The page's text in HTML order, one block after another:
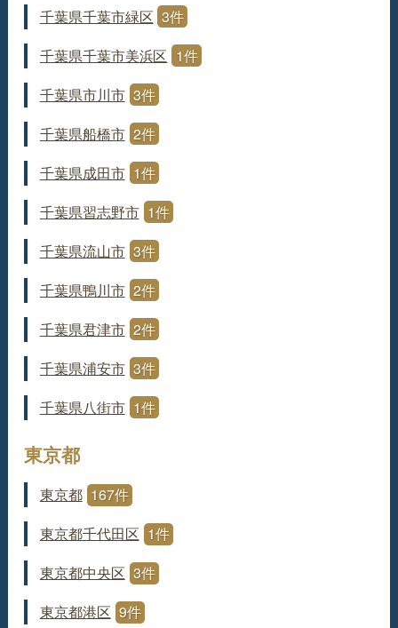
千葉県千葉市緑区 3件
千葉県千葉市美浜区 1件
千葉県市川市 3件
千葉県船橋市 2件
千葉県成田市 1件
千葉県習志野市 1件
千葉県流山市 3件
千葉県鴨川市 2件
千葉県君津市 2件
千葉県浦安市 3件
千葉県八街市 1件
東京都
東京都 167件
東京都千代田区 1件
東京都中央区 3件
東京都港区 9件